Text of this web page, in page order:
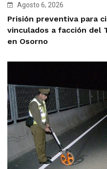
Agosto 6, 2026
Prisión preventiva para
vinculados a facción del
en Osorno